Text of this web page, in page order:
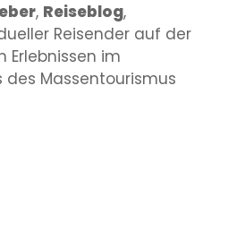
, Reiseblog,
Reisender auf der
Erlebnissen im
Massentourismus